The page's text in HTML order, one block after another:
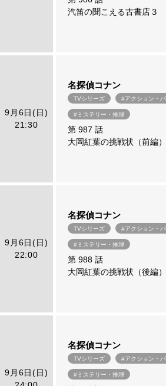
汽笛の聞こえる古書店３
9月6日(日)
21:30
名探偵コナン
TVシリーズ #アクション・
#ミステリー・推理
第 987 話
大岡紅葉の挑戦状（前編）
9月6日(日)
22:00
名探偵コナン
TVシリーズ #アクション・
#ミステリー・推理
第 988 話
大岡紅葉の挑戦状（後編）
9月6日(日)
名探偵コナン
TVシリーズ #アクション・
#ミステリー・推理